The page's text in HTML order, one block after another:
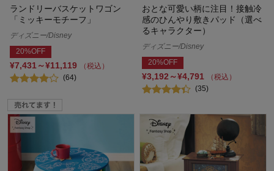
ランドリーバスケットワゴン
「ミッキーモチーフ」
ディズニー/Disney
20%OFF
¥7,431～¥11,119
（税込）
(64)
おとな可愛い柄に注目！接触冷
感のひんやり敷きパッド（選べ
るキャラクター）
ディズニー/Disney
20%OFF
¥3,192～¥4,791
（税込）
(35)